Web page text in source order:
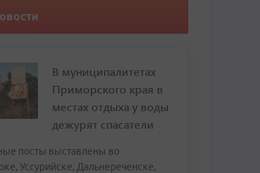
В муниципалитетах
Приморского края в
местах отдыха у воды
дежурят спасатели
посты выставлены во
Уссурийске, Дальнереченске,